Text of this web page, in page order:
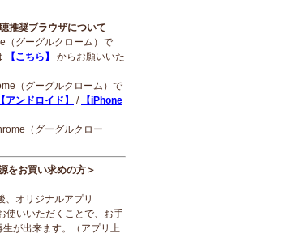
推奨ブラウザについて
（グーグルクローム）で
【こちら】
からお願いいた
（グーグルクローム）で
【アンドロイド】 /
【iPhone
（グーグルクロー
をお買い求めの方＞
、オリジナルアプリ
使いいただくことで、お手
が出来ます。（アプリ上